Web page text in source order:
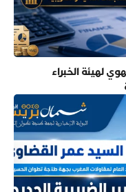
لهيئة الخبراء